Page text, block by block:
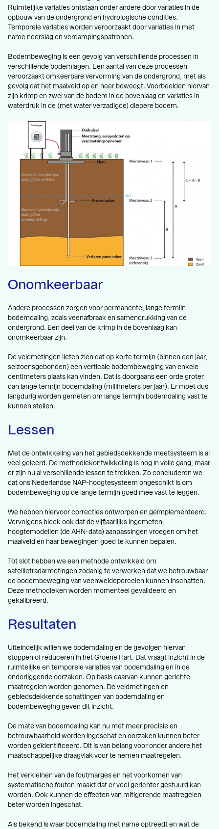
Ruimtelijke variaties ontstaan onder andere door variaties in de
opbouw van de ondergrond en hydrologische condities.
Temporele variaties worden veroorzaakt door variaties in met
name neerslag en verdampingspatronen.
Bodembeweging is een gevolg van verschillende processen in
verschillende bodemlagen. Een aantal van deze processen
veroorzaakt omkeerbare vervorming van de ondergrond, met als
gevolg dat het maaiveld op en neer beweegt. Voorbeelden hiervan
zijn krimp en zwel van de bodem in de bovenlaag en variaties in
waterdruk in de (met water verzadigde) diepere bodem.
Onomkeerbaar
Andere processen zorgen voor permanente, lange termijn
bodemdaling, zoals veenafbraak en samendrukking van de
ondergrond. Een deel van de krimp in de bovenlaag kan
onomkeerbaar zijn.
De veldmetingen lieten zien dat op korte termijn (binnen een jaar,
seizoensgebonden) een verticale bodembeweging van enkele
centimeters plaats kan vinden. Dat is doorgaans een orde groter
dan lange termijn bodemdaling (millimeters per jaar). Er moet dus
langdurig worden gemeten om lange termijn bodemdaling vast te
kunnen stellen.
Lessen
Met de ontwikkeling van het gebiedsdekkende meetsysteem is al
veel geleerd. De methodiekontwikkeling is nog in volle gang, maar
er zijn nu al verschillende lessen te trekken. Zo concluderen we
dat ons Nederlandse NAP-hoogtesysteem ongeschikt is om
bodembeweging op de lange termijn goed mee vast te leggen.
We hebben hiervoor correcties ontworpen en geïmplementeerd.
Vervolgens bleek ook dat de vijfjaarlijks ingemeten
hoogtemodellen (de AHN-data) aanpassingen vroegen om het
maaiveld en haar bewegingen goed te kunnen bepalen.
Tot slot hebben we een methode ontwikkeld om
satellietradarmetingen zodanig te verwerken dat we betrouwbaar
de bodembeweging van veenweidepercelen kunnen inschatten.
Deze methodieken worden momenteel gevalideerd en
gekalibreerd.
Resultaten
Uiteindelijk willen we bodemdaling en de gevolgen hiervan
stoppen of reduceren in het Groene Hart. Dat vraagt inzicht in de
ruimtelijke en temporele variaties van bodemdaling en in de
onderliggende oorzaken. Op basis daarvan kunnen gerichte
maatregelen worden genomen. De veldmetingen en
gebiedsdekkende schattingen van bodemdaling en
bodembeweging geven dit inzicht.
De mate van bodemdaling kan nu met meer precisie en
betrouwbaarheid worden ingeschat en oorzaken kunnen beter
worden geïdentificeerd. Dit is van belang voor onder andere het
maatschappelijke draagvlak voor te nemen maatregelen.
Het verkleinen van de foutmarges en het voorkomen van
systematische fouten maakt dat er veel gerichter gestuurd kan
worden. Ook kunnen de effecten van mitigerende maatregelen
beter worden ingeschat.
Als bekend is waar bodemdaling met name optreedt en wat de